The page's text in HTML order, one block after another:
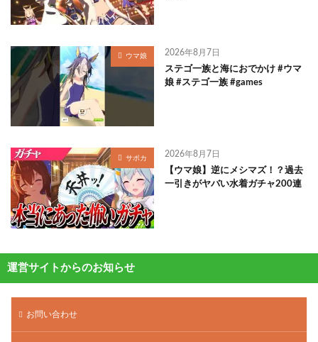
ウマ娘 2026年8月7日
ステゴ一族と海におでかけ #ウマ
娘 #ステゴ一族 #games
サポカ 2026年8月7日
【ウマ娘】逆にメシマズ！？過去
一引きがヤバい水着ガチャ200連
運営サイトからのお知らせ
お問い合わせ